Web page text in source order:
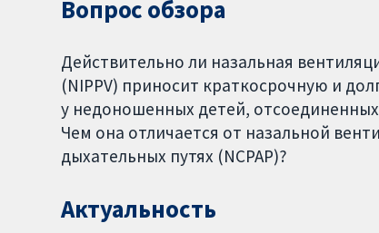
Вопрос обзора
Действительно ли назальная
(NIPPV) приносит краткосрочную и
у недоношенных детей,
Чем она отличается от назальной
дыхательных путях (NCPAP)?
Актуальность